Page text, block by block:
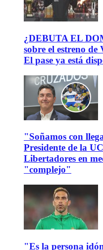
¿DEBUTA EL
sobre el estreno
El pase ya está
"Soñamos con
Presidente de la
Libertadores en
"complejo"
"Es la persona